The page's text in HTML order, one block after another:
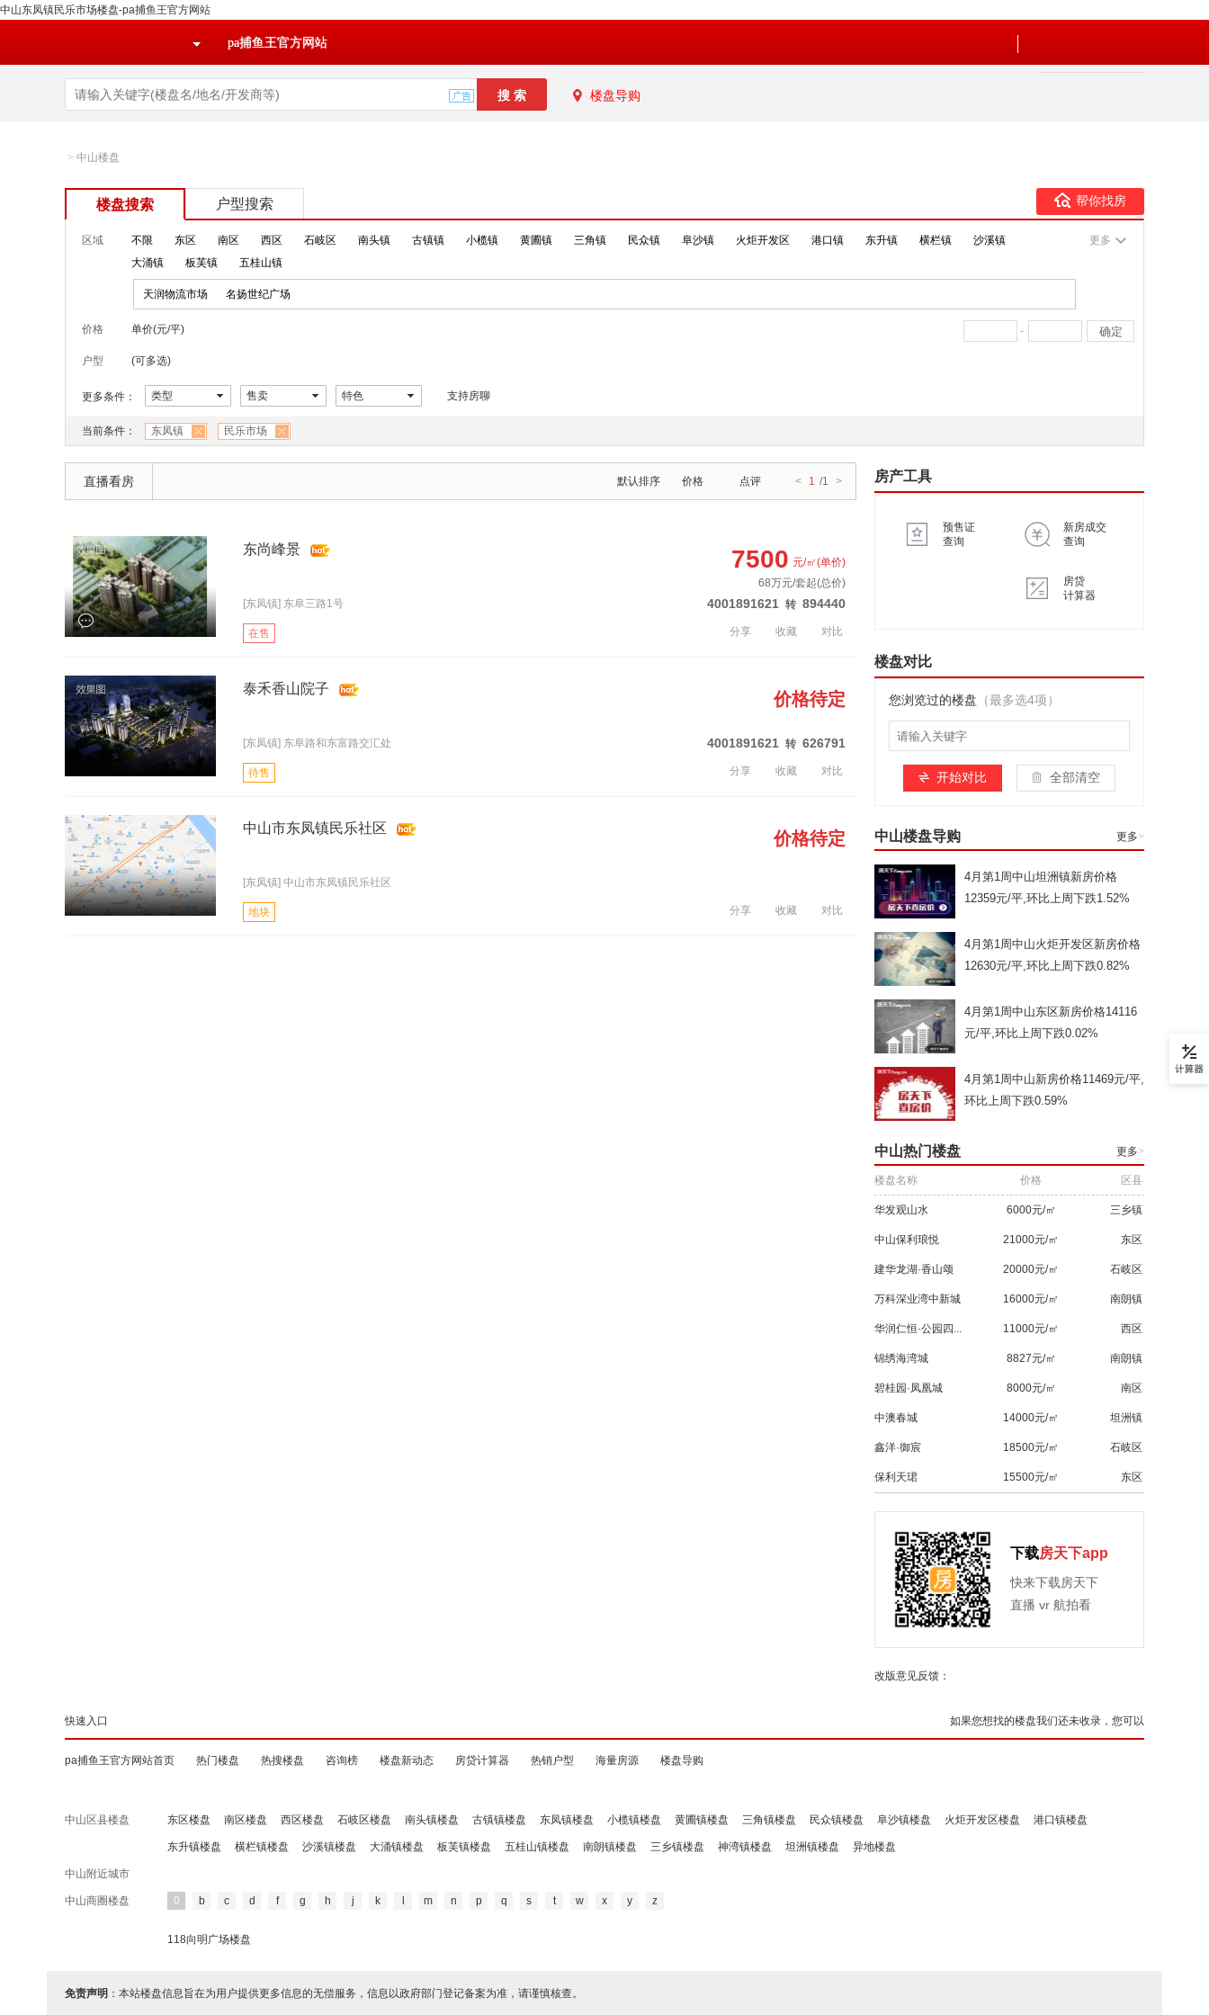
中山东凤镇民乐市场楼盘-pa捕鱼王官方网站
pa捕鱼王官方网站
楼盘导购
> 中山楼盘
楼盘搜索 户型搜索 帮你找房
区域 不限 东区 南区 西区 石岐区 南头镇 古镇镇 小榄镇 黄圃镇 三角镇 民众镇 阜沙镇 火炬开发区 港口镇 东升镇 横栏镇
沙溪镇
大涌镇
板芙镇 五桂山镇
更多
天润物流市场 名扬世纪广场
价格 单价(元/平) -
户型 (可多选)
更多条件： 类型 售卖 特色 支持房聊
当前条件： 东凤镇 民乐市场
直播看房 默认排序 价格 点评 < 1 /1 >
东尚峰景
[东凤镇] 东阜三路1号 4001891621 转 894440
在售
7500 元/㎡(单价)
68万元/套起(总价)
分享 收藏 对比
泰禾香山院子
[东凤镇] 东阜路和东富路交汇处 4001891621 转 626791
待售
价格待定
分享 收藏 对比
中山市东凤镇民乐社区
[东凤镇] 中山市东凤镇民乐社区
地块
价格待定
分享 收藏 对比
房产工具
预售证
查询
新房成交
查询
房贷
计算器
楼盘对比
您浏览过的楼盘 （最多选4项）
开始对比 全部清空
中山楼盘导购 更多>
4月第1周中山坦洲镇新房价格
12359元/平,环比上周下跌1.52%
4月第1周中山火炬开发区新房价格
12630元/平,环比上周下跌0.82%
4月第1周中山东区新房价格14116
元/平,环比上周下跌0.02%
4月第1周中山新房价格11469元/平,
环比上周下跌0.59%
中山热门楼盘 更多>
楼盘名称 价格 区县
华发观山水 6000元/㎡ 三乡镇
中山保利琅悦 21000元/㎡ 东区
建华龙湖·香山颂 20000元/㎡ 石岐区
万科深业湾中新城 16000元/㎡ 南朗镇
华润仁恒·公园四... 11000元/㎡ 西区
锦绣海湾城 8827元/㎡ 南朗镇
碧桂园·凤凰城 8000元/㎡ 南区
中澳春城 14000元/㎡ 坦洲镇
鑫洋·御宸 18500元/㎡ 石岐区
保利天珺 15500元/㎡ 东区
下载房天下app
快来下载房天下
直播 vr 航拍看
改版意见反馈：
如果您想找的楼盘我们还未收录，您可以
快速入口
pa捕鱼王官方网站首页 热门楼盘 热搜楼盘 咨询榜 楼盘新动态 房贷计算器 热销户型 海量房源 楼盘导购
中山区县楼盘 东区楼盘 南区楼盘 西区楼盘 石岐区楼盘 南头镇楼盘 古镇镇楼盘 东凤镇楼盘 小榄镇楼盘 黄圃镇楼盘 三角镇楼盘 民众镇楼盘 阜沙镇楼盘 火炬开发区楼盘 港口镇楼盘
东升镇楼盘 横栏镇楼盘 沙溪镇楼盘 大涌镇楼盘 板芙镇楼盘 五桂山镇楼盘 南朗镇楼盘 三乡镇楼盘 神湾镇楼盘 坦洲镇楼盘 异地楼盘
中山附近城市
中山商圈楼盘 0 b c d f g h j k m n p q s t w x y z
118向明广场楼盘
免责声明 ：本站楼盘信息旨在为用户提供更多信息的无偿服务，信息以政府部门登记备案为准，请谨慎核查。